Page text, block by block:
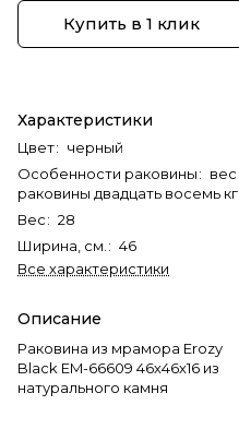
Купить в 1 клик
Характеристики
Цвет: черный
Особенности раковины: вес
раковины двадцать восемь кг
Вес: 28
Ширина, см. : 46
Все характеристики
Описание
Раковина из мрамора Erozy
Black EM-66609 46х46х16 из
натурального камня